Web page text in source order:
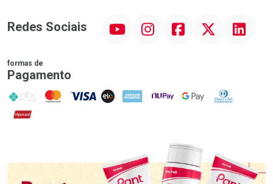
Redes Sociais InstagramFacebook Linkedin
formas de
Pagamento
PIX MasterCard
VISA ELO AMEX NuPay Google PayDiners Club
Hipercard
Promoção em Destaque